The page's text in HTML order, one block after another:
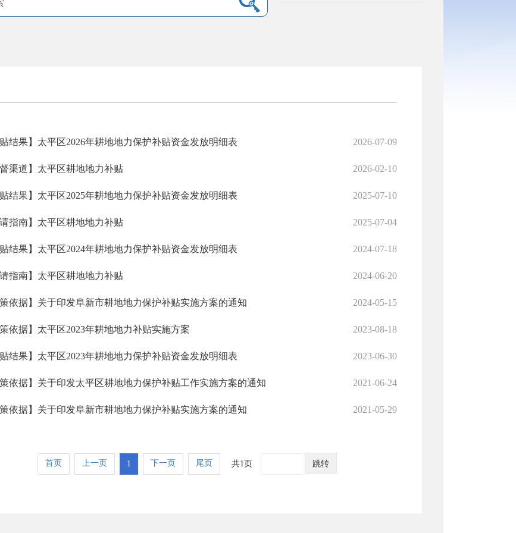
贴结果】太平区2026年耕地地力保护补贴资金发放明细表 2026-07-09
督渠道】太平区耕地地力补贴 2026-02-10
贴结果】太平区2025年耕地地力保护补贴资金发放明细表 2025-07-10
请指南】太平区耕地地力补贴 2025-07-04
贴结果】太平区2024年耕地地力保护补贴资金发放明细表 2024-07-18
请指南】太平区耕地地力补贴 2024-06-20
策依据】关于印发阜新市耕地地力保护补贴实施方案的通知 2024-05-15
策依据】太平区2023年耕地地力补贴实施方案 2023-08-18
贴结果】太平区2023年耕地地力保护补贴资金发放明细表 2023-06-30
策依据】关于印发太平区耕地地力保护补贴工作实施方案的通知 2021-06-24
策依据】关于印发阜新市耕地地力保护补贴实施方案的通知 2021-05-29
首页 上一页 1 下一页 尾页 共1页 跳转